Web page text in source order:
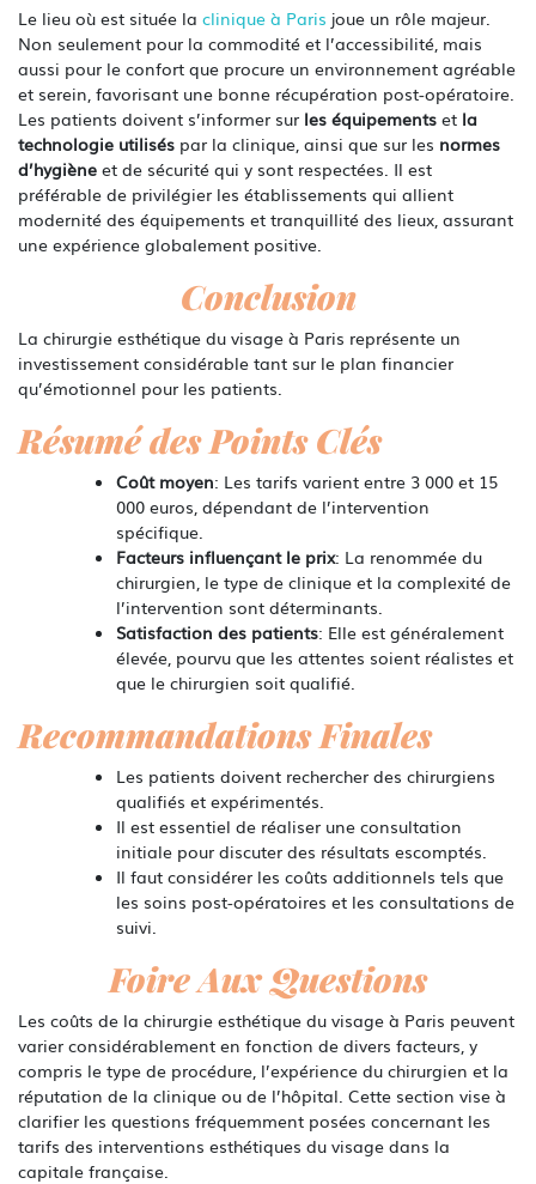
Le lieu où est située la clinique à Paris joue un rôle majeur.
Non seulement pour la commodité et l’accessibilité, mais
aussi pour le confort que procure un environnement agréable
et serein, favorisant une bonne récupération post-opératoire.
Les patients doivent s’informer sur les équipements et la
technologie utilisés par la clinique, ainsi que sur les normes
d’hygiène et de sécurité qui y sont respectées. Il est
préférable de privilégier les établissements qui allient
modernité des équipements et tranquillité des lieux, assurant
une expérience globalement positive.
Conclusion
La chirurgie esthétique du visage à Paris représente un
investissement considérable tant sur le plan financier
qu’émotionnel pour les patients.
Résumé des Points Clés
Coût moyen: Les tarifs varient entre 3 000 et 15
000 euros, dépendant de l’intervention
spécifique.
Facteurs influençant le prix: La renommée du
chirurgien, le type de clinique et la complexité de
l’intervention sont déterminants.
Satisfaction des patients: Elle est généralement
élevée, pourvu que les attentes soient réalistes et
que le chirurgien soit qualifié.
Recommandations Finales
Les patients doivent rechercher des chirurgiens
qualifiés et expérimentés.
Il est essentiel de réaliser une consultation
initiale pour discuter des résultats escomptés.
Il faut considérer les coûts additionnels tels que
les soins post-opératoires et les consultations de
suivi.
Foire Aux Questions
Les coûts de la chirurgie esthétique du visage à Paris peuvent
varier considérablement en fonction de divers facteurs, y
compris le type de procédure, l’expérience du chirurgien et la
réputation de la clinique ou de l’hôpital. Cette section vise à
clarifier les questions fréquemment posées concernant les
tarifs des interventions esthétiques du visage dans la
capitale française.